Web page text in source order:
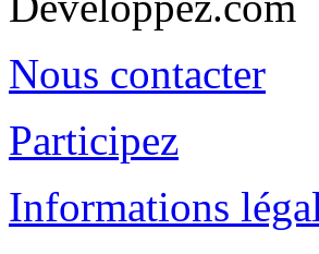
Nous contacter
Participez
Informations